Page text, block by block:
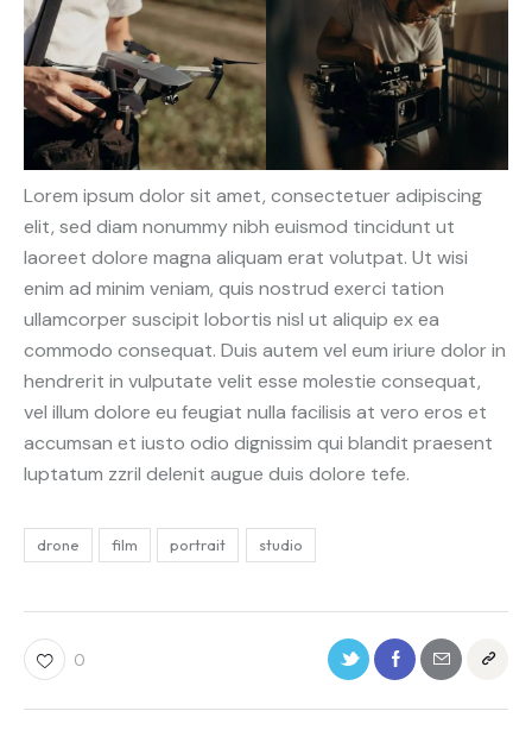
Lorem ipsum dolor sit amet, consectetuer adipiscing
elit, sed diam nonummy nibh euismod tincidunt ut
laoreet dolore magna aliquam erat volutpat. Ut wisi
enim ad minim veniam, quis nostrud exerci tation
ullamcorper suscipit lobortis nisl ut aliquip ex ea
commodo consequat. Duis autem vel eum iriure dolor in
hendrerit in vulputate velit esse molestie consequat,
vel illum dolore eu feugiat nulla facilisis at vero eros et
accumsan et iusto odio dignissim qui blandit praesent
luptatum zzril delenit augue duis dolore tefe.
drone film portrait studio
0